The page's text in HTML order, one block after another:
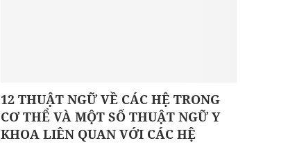
12 THUẬT NGỮ VỀ CÁC HỆ TRONG
CƠ THỂ VÀ MỘT SỐ THUẬT NGỮ Y
KHOA LIÊN QUAN VỚI CÁC HỆ